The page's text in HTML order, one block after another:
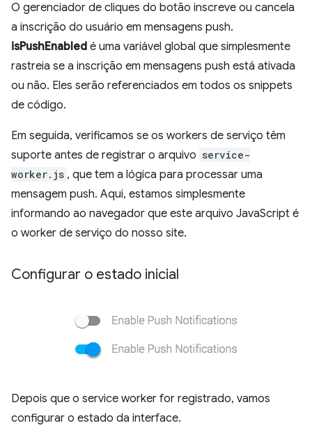
O gerenciador de cliques do botão inscreve ou cancela
a inscrição do usuário em mensagens push.
isPushEnabled é uma variável global que simplesmente
rastreia se a inscrição em mensagens push está ativada
ou não. Eles serão referenciados em todos os snippets
de código.
Em seguida, verificamos se os workers de serviço têm
suporte antes de registrar o arquivo service-
worker.js , que tem a lógica para processar uma
mensagem push. Aqui, estamos simplesmente
informando ao navegador que este arquivo JavaScript é
o worker de serviço do nosso site.
Configurar o estado inicial
Depois que o service worker for registrado, vamos
configurar o estado da interface.